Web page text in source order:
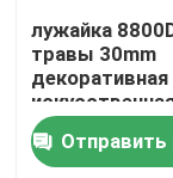
Дом
Товары
лужайка
травы 30mm
декоративная
устранимая
свадебного
Отправить